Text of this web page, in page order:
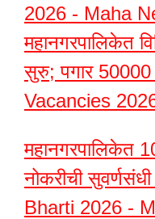
2026 - Maha
महानगरपालिकेत
सुरु; पगार
Vacancies
महानगरपालिकेत
नोकरीची
Bharti 2026 -